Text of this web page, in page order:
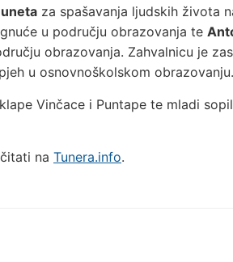
za spašavanja ljudskih života
u području obrazovanja te
obrazovanja. Zahvalnicu je
u osnovnoškolskom obrazovanju.
Vinčace i Puntape te mladi
na Tunera.info.